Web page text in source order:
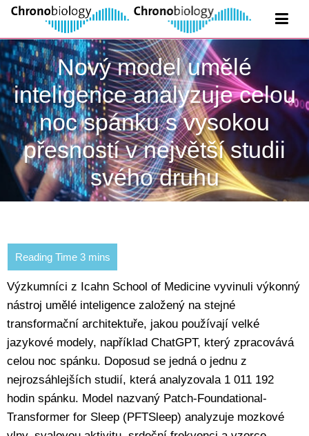
Nový model umělé
inteligence analyzuje celou
noc spánku s vysokou
přesností v největší studii
svého druhu
Výzkumníci z Icahn School of Medicine vyvinuli výkonný
nástroj umělé inteligence založený na stejné
transformační architektuře, jakou používají velké
jazykové modely, například ChatGPT, který zpracovává
celou noc spánku. Doposud se jedná o jednu z
nejrozsáhlejších studií, která analyzovala 1 011 192
hodin spánku. Model nazvaný Patch-Foundational-
Transformer for Sleep (PFTSleep) analyzuje mozkové